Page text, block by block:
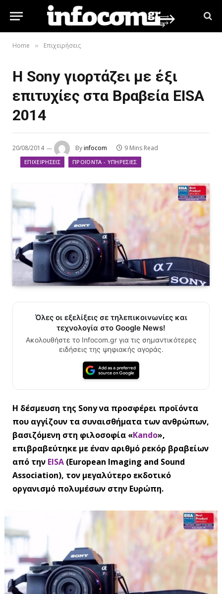
Home » Επιχειρήσεις
Η Sony γιορτάζει με έξι
επιτυχίες στα Βραβεία EISA
2014
20/08/2014 Byinfocom 9 Mins Read
ΕΠΙΧΕΙΡΉΣΕΙΣ ΠΡΟΪΌΝΤΑ - ΥΠΗΡΕΣΊΕΣ
Όλες οι εξελίξεις σε τηλεπικοινωνίες και
τεχνολογία στο Google News!
Ακολουθήστε το Infocom.gr για τις σημαντικότερες
ειδήσεις της ψηφιακής αγοράς.
Η δέσμευση της Sony να προσφέρει προϊόντα
που αγγίζουν τα συναισθήματα των ανθρώπων,
βασιζόμενη στη φιλοσοφία «Kando»,
επιβραβεύτηκε με έναν αριθμό ρεκόρ βραβείων
από την EISA (European Imaging and Sound
Association), τον μεγαλύτερο εκδοτικό
οργανισμό πολυμέσων στην Ευρώπη.